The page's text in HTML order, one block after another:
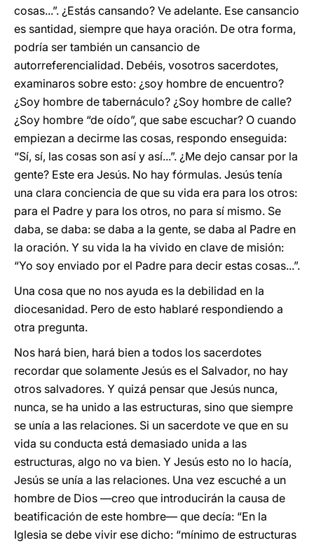
cosas...”. ¿Estás cansando? Ve adelante. Ese cansancio
es santidad, siempre que haya oración. De otra forma,
podría ser también un cansancio de
autorreferencialidad. Debéis, vosotros sacerdotes,
examinaros sobre esto: ¿soy hombre de encuentro?
¿Soy hombre de tabernáculo? ¿Soy hombre de calle?
¿Soy hombre “de oído”, que sabe escuchar? O cuando
empiezan a decirme las cosas, respondo enseguida:
“Sí, sí, las cosas son así y así...”. ¿Me dejo cansar por la
gente? Este era Jesús. No hay fórmulas. Jesús tenía
una clara conciencia de que su vida era para los otros:
para el Padre y para los otros, no para sí mismo. Se
daba, se daba: se daba a la gente, se daba al Padre en
la oración. Y su vida la ha vivido en clave de misión:
“Yo soy enviado por el Padre para decir estas cosas...”.
Una cosa que no nos ayuda es la debilidad en la
diocesanidad. Pero de esto hablaré respondiendo a
otra pregunta.
Nos hará bien, hará bien a todos los sacerdotes
recordar que solamente Jesús es el Salvador, no hay
otros salvadores. Y quizá pensar que Jesús nunca,
nunca, se ha unido a las estructuras, sino que siempre
se unía a las relaciones. Si un sacerdote ve que en su
vida su conducta está demasiado unida a las
estructuras, algo no va bien. Y Jesús esto no lo hacía,
Jesús se unía a las relaciones. Una vez escuché a un
hombre de Dios —creo que introducirán la causa de
beatificación de este hombre— que decía: “En la
Iglesia se debe vivir ese dicho: “mínimo de estructuras